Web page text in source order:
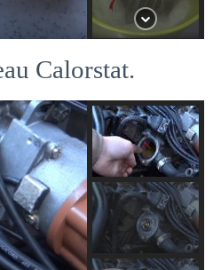
Calorstat.